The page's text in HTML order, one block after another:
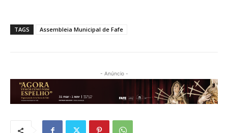
TAGS Assembleia Municipal de Fafe
- Anúncio -